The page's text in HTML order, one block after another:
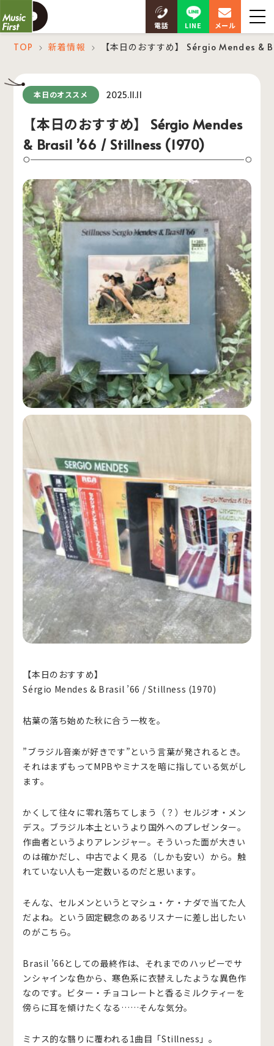
電話 LINE メール
TOP ＞ 新着情報 ＞ 【本日のおすすめ】 Sérgio Mendes
本日のオススメ 2025.11.11
【本日のおすすめ】 Sérgio Mendes
& Brasil ’66 / Stillness (1970)
【本日のおすすめ】
Sérgio Mendes & Brasil ’66 / Stillness (1970)
枯葉の落ち始めた秋に合う一枚を。
”ブラジル音楽が好きです”という言葉が発されるとき。
それはまずもってMPBやミナスを暗に指している気がし
ます。
かくして往々に零れ落ちてしまう（？）セルジオ・メン
デス。ブラジル本土というより国外へのプレゼンター。
作曲者というよりアレンジャー。そういった面が大きい
のは確かだし、中古でよく見る（しかも安い）から。触
れていない人も一定数いるのだと思います。
そんな、セルメンというとマシュ・ケ・ナダで当てた人
だよね。という固定観念のあるリスナーに差し出したい
のがこちら。
Brasil ’66としての最終作は、それまでのハッピーでサ
ンシャインな色から、寒色系に衣替えしたような異色作
なのです。ビター・チョコレートと香るミルクティーを
傍らに耳を傾けたくなる……そんな気分。
ミナス的な翳りに覆われる1曲目「Stillness」。